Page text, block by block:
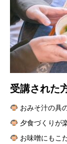
受講された
おみそ汁の具
夕食づくりが
お味噌にもこ